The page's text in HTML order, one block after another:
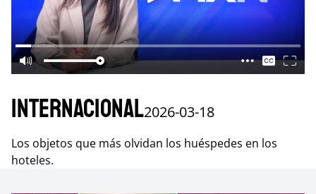
Internacional2026-03-18
Los objetos que más olvidan los huéspedes en los
hoteles.